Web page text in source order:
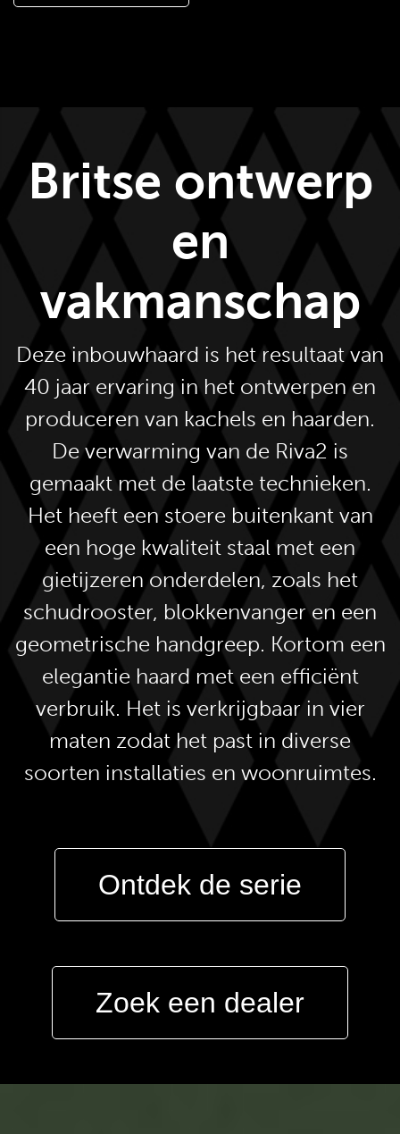
Britse ontwerp
en
vakmanschap
Deze inbouwhaard is het resultaat van
40 jaar ervaring in het ontwerpen en
produceren van kachels en haarden.
De verwarming van de Riva2 is
gemaakt met de laatste technieken.
Het heeft een stoere buitenkant van
een hoge kwaliteit staal met een
gietijzeren onderdelen, zoals het
schudrooster, blokkenvanger en een
geometrische handgreep. Kortom een
elegantie haard met een efficiënt
verbruik. Het is verkrijgbaar in vier
maten zodat het past in diverse
soorten installaties en woonruimtes.
Ontdek de serie
Zoek een dealer